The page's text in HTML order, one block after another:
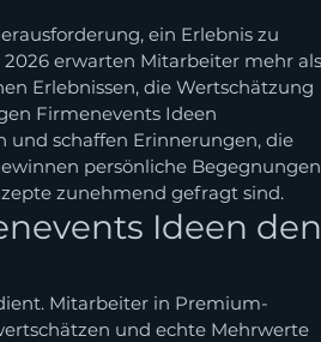
ein Erlebnis zu
erwarten Mitarbeiter mehr als
Erlebnissen, die Wertschätzung
Firmenevents Ideen
schaffen Erinnerungen, die
persönliche Begegnungen
zunehmend gefragt sind.
Ideen den
Mitarbeiter in Premium-
und echte Mehrwerte